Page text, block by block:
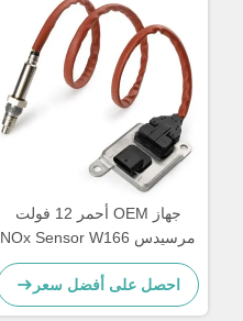
جهاز OEM أحمر 12 فولت
مرسيدس NOx Sensor W166
W172 W205 W221 W212
C300
احصل على أفضل سعر